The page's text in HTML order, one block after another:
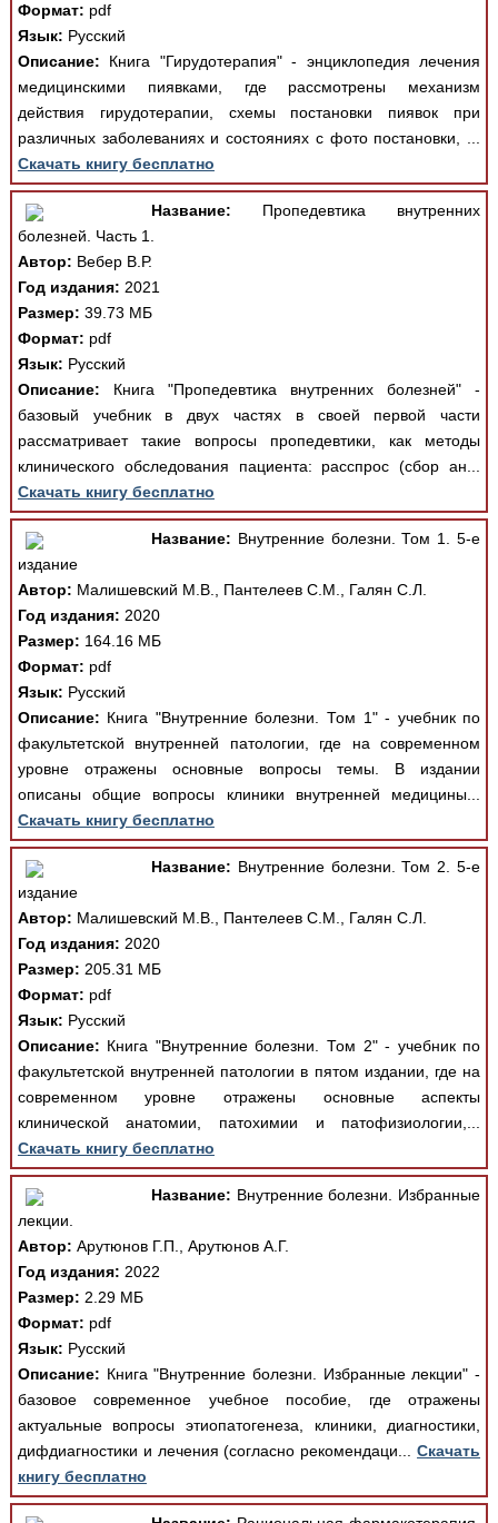
Формат: pdf
Язык: Русский
Описание: Книга "Гирудотерапия" - энциклопедия лечения
медицинскими пиявками, где рассмотрены механизм
действия гирудотерапии, схемы постановки пиявок при
различных заболеваниях и состояниях с фото постановки, ...
Скачать книгу бесплатно
Название: Пропедевтика внутренних
болезней. Часть 1.
Автор: Вебер В.Р.
Год издания: 2021
Размер: 39.73 МБ
Формат: pdf
Язык: Русский
Описание: Книга "Пропедевтика внутренних болезней" -
базовый учебник в двух частях в своей первой части
рассматривает такие вопросы пропедевтики, как методы
клинического обследования пациента: расспрос (сбор ан...
Скачать книгу бесплатно
Название: Внутренние болезни. Том 1. 5-е
издание
Автор: Малишевский М.В., Пантелеев С.М., Галян С.Л.
Год издания: 2020
Размер: 164.16 МБ
Формат: pdf
Язык: Русский
Описание: Книга "Внутренние болезни. Том 1" - учебник по
факультетской внутренней патологии, где на современном
уровне отражены основные вопросы темы. В издании
описаны общие вопросы клиники внутренней медицины...
Скачать книгу бесплатно
Название: Внутренние болезни. Том 2. 5-е
издание
Автор: Малишевский М.В., Пантелеев С.М., Галян С.Л.
Год издания: 2020
Размер: 205.31 МБ
Формат: pdf
Язык: Русский
Описание: Книга "Внутренние болезни. Том 2" - учебник по
факультетской внутренней патологии в пятом издании, где на
современном уровне отражены основные аспекты
клинической анатомии, патохимии и патофизиологии,...
Скачать книгу бесплатно
Название: Внутренние болезни. Избранные
лекции.
Автор: Арутюнов Г.П., Арутюнов А.Г.
Год издания: 2022
Размер: 2.29 МБ
Формат: pdf
Язык: Русский
Описание: Книга "Внутренние болезни. Избранные лекции" -
базовое современное учебное пособие, где отражены
актуальные вопросы этиопатогенеза, клиники, диагностики,
дифдиагностики и лечения (согласно рекомендаци...Скачать
книгу бесплатно